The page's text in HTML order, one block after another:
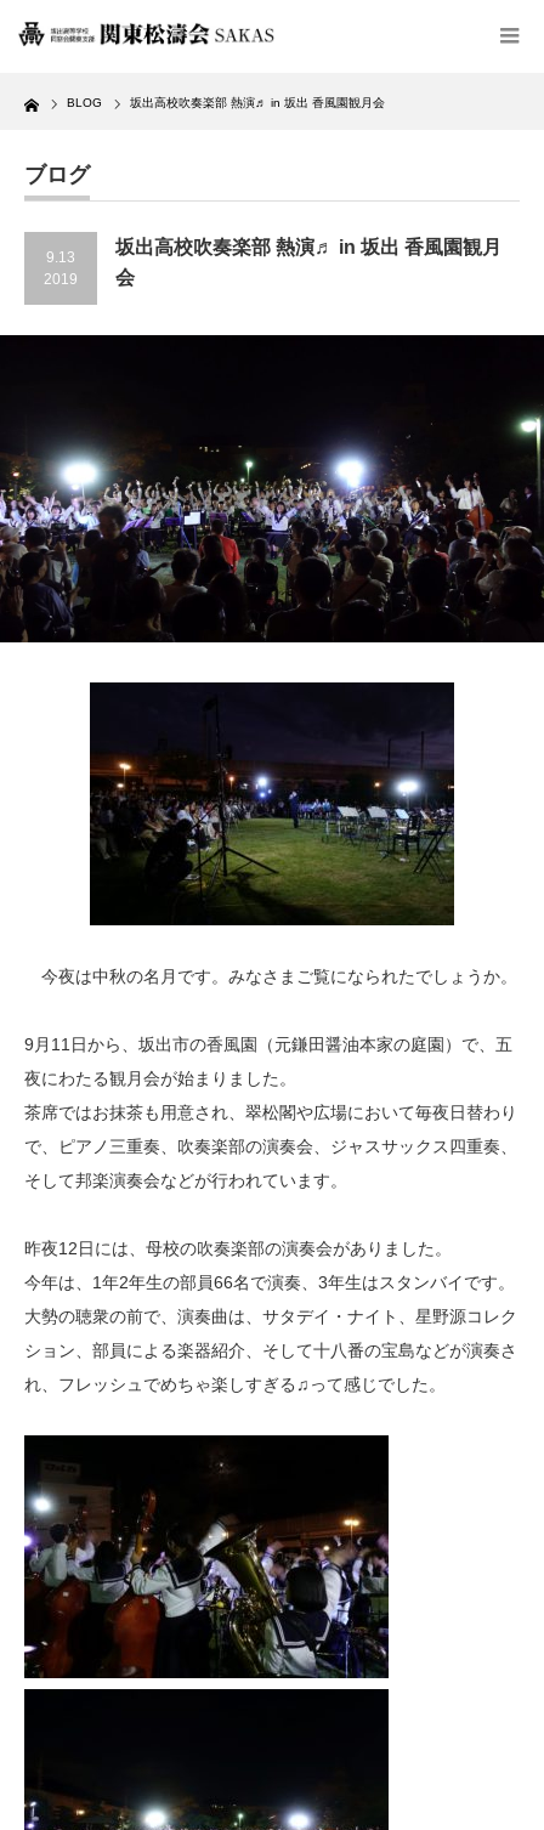
Home BLOG 坂出高校吹奏楽部 熱演♬ in 坂出 香風園観月会
ブログ
9.13
2019
坂出高校吹奏楽部 熱演♬ in 坂出 香風園観月
会
今夜は中秋の名月です。みなさまご覧になられたでしょうか。
9月11日から、坂出市の香風園（元鎌田醤油本家の庭園）で、五
夜にわたる観月会が始まりました。
茶席ではお抹茶も用意され、翠松閣や広場において毎夜日替わり
で、ピアノ三重奏、吹奏楽部の演奏会、ジャスサックス四重奏、
そして邦楽演奏会などが行われています。
昨夜12日には、母校の吹奏楽部の演奏会がありました。
今年は、1年2年生の部員66名で演奏、3年生はスタンバイです。
大勢の聴衆の前で、演奏曲は、サタデイ・ナイト、星野源コレク
ション、部員による楽器紹介、そして十八番の宝島などが演奏さ
れ、フレッシュでめちゃ楽しすぎる♫って感じでした。